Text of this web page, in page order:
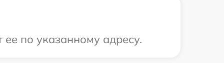
по указанному адресу.